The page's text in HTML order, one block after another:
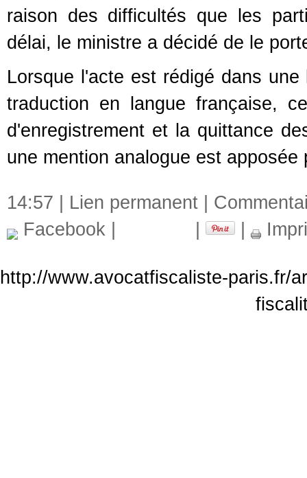
raison des difficultés que les
délai, le ministre a décidé de le
Lorsque l'acte est rédigé dans
traduction en langue française,
d'enregistrement et la quittance
une mention analogue est
14:57 | Lien permanent
Facebook
http://www.avocatfiscaliste-paris.fr/